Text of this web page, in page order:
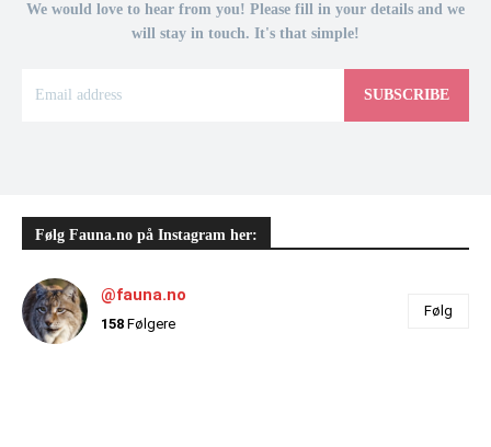
We would love to hear from you! Please fill in your details and we
will stay in touch. It's that simple!
SUBSCRIBE
Følg Fauna.no på Instagram her:
@fauna.no
158 Følgere
Følg